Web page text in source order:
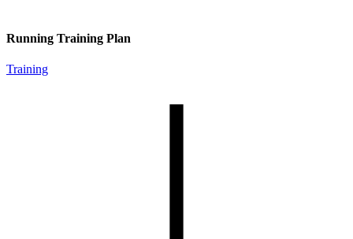
Running Training Plan
Training